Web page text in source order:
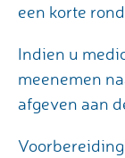
een korte
Indien u
meenemen
afgeven aan
Voorbereiding